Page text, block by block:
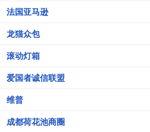
法国亚马逊
龙猫众包
滚动灯箱
爱国者诚信联盟
维普
成都荷花池商圈